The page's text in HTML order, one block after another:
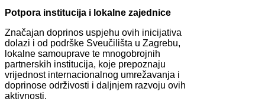
Potpora institucija i lokalne zajednice
Značajan doprinos uspjehu ovih inicijativa
dolazi i od podrške Sveučilišta u Zagrebu,
lokalne samouprave te mnogobrojnih
partnerskih institucija, koje prepoznaju
vrijednost internacionalnog umrežavanja i
doprinose održivosti i daljnjem razvoju ovih
aktivnosti.